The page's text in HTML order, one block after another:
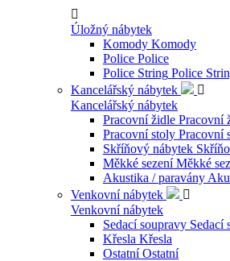

Úložný nábytek
Komody Komody
Police Police
Police String Police
Kancelářský nábytek

Kancelářský nábytek
Pracovní židle Pracovní
Pracovní stoly Pracovní
Skříňový nábytek
Měkké sezení Měkké
Akustika / paravány
Venkovní nábytek

Venkovní nábytek
Sedací soupravy Sedací
Křesla Křesla
Ostatní Ostatní